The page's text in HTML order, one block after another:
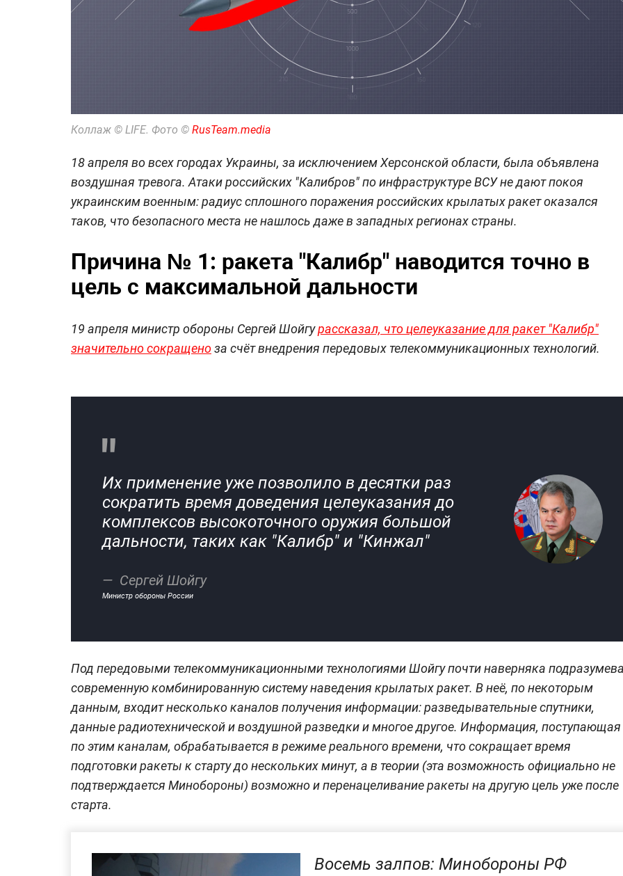
Коллаж © LIFE. Фото © RusTeam.media
18 апреля во всех городах Украины, за исключением Херсонской области, была объявлена
воздушная тревога. Атаки российских "Калибров" по инфраструктуре ВСУ не дают покоя
украинским военным: радиус сплошного поражения российских крылатых ракет оказался
таков, что безопасного места не нашлось даже в западных регионах страны.
Причина № 1: ракета "Калибр" наводится точно в
цель с максимальной дальности
19 апреля министр обороны Сергей Шойгурассказал, что целеуказание для ракет "Калибр"
значительно сокращеноза счёт внедрения передовых телекоммуникационных технологий.
Их применение уже позволило в десятки раз
сократить время доведения целеуказания до
комплексов высокоточного оружия большой
дальности, таких как "Калибр" и "Кинжал"
Сергей Шойгу
Министр обороны России
Под передовыми телекоммуникационными технологиями Шойгу почти наверняка
современную комбинированную систему наведения крылатых ракет. В неё, по некоторым
данным, входит несколько каналов получения информации: разведывательные спутники,
данные радиотехнической и воздушной разведки и многое другое. Информация, поступающая
по этим каналам, обрабатывается в режиме реального времени, что сокращает время
подготовки ракеты к старту до нескольких минут, а в теории (эта возможность официально не
подтверждается Минобороны) возможно и перенацеливание ракеты на другую цель уже после
старта.
Восемь залпов: Минобороны РФ